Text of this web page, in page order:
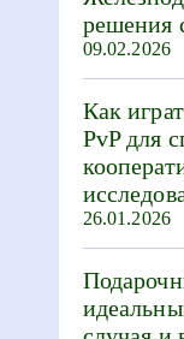
решения
09.02.2026
Как
PvP для
26.01.2026